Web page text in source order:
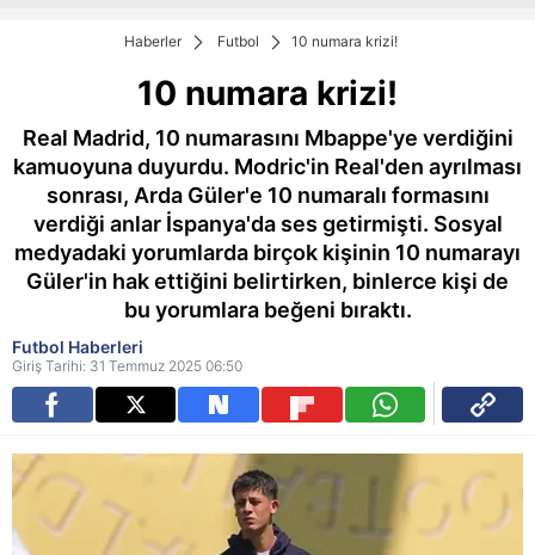
Haberler Futbol 10 numara krizi!
10 numara krizi!
Real Madrid, 10 numarasını Mbappe'ye verdiğini
kamuoyuna duyurdu. Modric'in Real'den ayrılması
sonrası, Arda Güler'e 10 numaralı formasını
verdiği anlar İspanya'da ses getirmişti. Sosyal
medyadaki yorumlarda birçok kişinin 10 numarayı
Güler'in hak ettiğini belirtirken, binlerce kişi de
bu yorumlara beğeni bıraktı.
Futbol Haberleri
Giriş Tarihi: 31 Temmuz 2025 06:50